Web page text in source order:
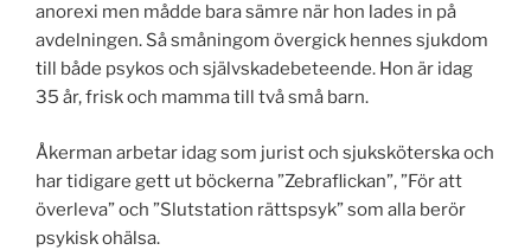
anorexi men mådde bara sämre när hon lades in på
avdelningen. Så småningom övergick hennes sjukdom
till både psykos och självskadebeteende. Hon är idag
35 år, frisk och mamma till två små barn.
Åkerman arbetar idag som jurist och sjuksköterska och
har tidigare gett ut böckerna ”Zebraflickan”, ”För att
överleva” och ”Slutstation rättspsyk” som alla berör
psykisk ohälsa.